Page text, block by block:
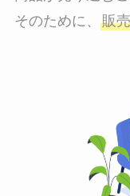
そのために、 販